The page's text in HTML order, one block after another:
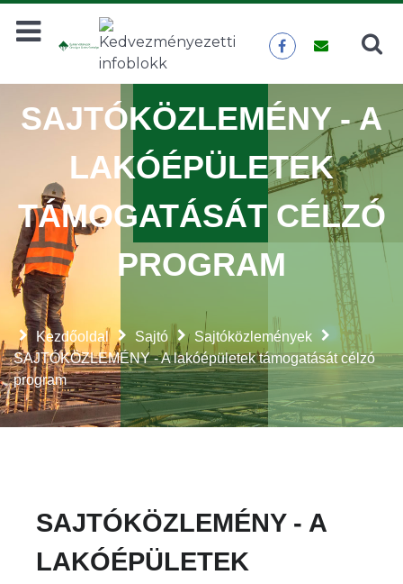
Keresés KERESÉS
Kezdőoldal Sajtó
Sajtóközlemények
SAJTÓKÖZLEMÉNY - A lakóépületek támogatását célzó
program
SAJTÓKÖZLEMÉNY - A
LAKÓÉPÜLETEK
TÁMOGATÁSÁT CÉLZÓ
PROGRAM
SAJTÓKÖZLEMÉNY - A
LAKÓÉPÜLETEK